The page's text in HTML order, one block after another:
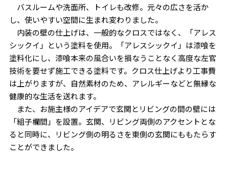
バスルームや洗面所、トイレも改修。元々の広さを活か
し、使いやすい空間に生まれ変わりました。
内装の壁の仕上げは、一般的なクロスではなく、「アレス
シックイ」という塗料を使用。「アレスシックイ」は漆喰を
塗料化にし、漆喰本来の風合いを損なうことなく高度な左官
技術を要せず施工できる塗料です。クロス仕上げより工事費
は上がりますが、自然素材のため、アレルギーなどと無縁な
健康的な生活を送れます。
また、お施主様のアイデアで玄関とリビングの間の壁には
「組子欄間」を設置。玄関、リビング両側のアクセントとな
ると同時に、リビング側の明るさを東側の玄関にももたらす
ことができました。